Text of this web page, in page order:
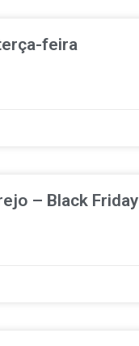
feira
– Black Friday